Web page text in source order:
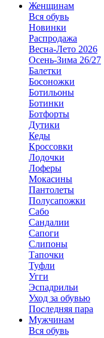
Женщинам
Вся обувь
Новинки
Распродажа
Весна-Лето 2026
Осень-Зима 26/27
Балетки
Босоножки
Ботильоны
Ботинки
Ботфорты
Дутики
Кеды
Кроссовки
Лодочки
Лоферы
Мокасины
Пантолеты
Полусапожки
Сабо
Сандалии
Сапоги
Слипоны
Тапочки
Туфли
Угги
Эспадрильи
Уход за обувью
Последняя пара
Мужчинам
Вся обувь